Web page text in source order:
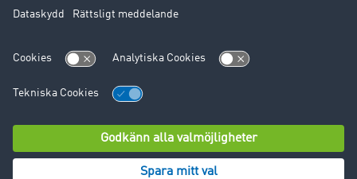
Användarvillkor